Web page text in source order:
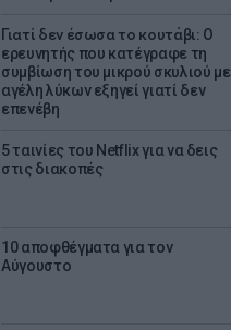
Γιατί δεν έσωσα το κουτάβι: Ο
ερευνητής που κατέγραφε τη
συμβίωση του μικρού σκυλιού με
αγέλη λύκων εξηγεί γιατί δεν
επενέβη
5 ταινίες του Netflix για να δεις
στις διακοπές
10 αποφθέγματα για τον
Αύγουστο